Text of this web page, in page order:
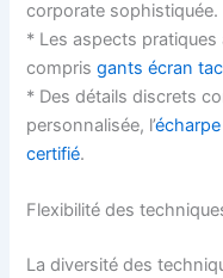
corporate sophistiquée.
* Les aspects
comprisgants écran
* Des détails discrets
personnalisée, l’écharpe
certifié.
Flexibilité des
La diversité des